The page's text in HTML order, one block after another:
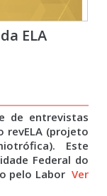
ELA
de entrevistas
revELA (projeto
Este
Federal do
pelo Labor Ver